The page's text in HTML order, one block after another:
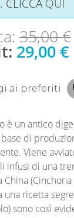
35,00 €
29,00 €
ai preferiti
è un antico
di
Viene
infusi di una
una ricetta
sono così